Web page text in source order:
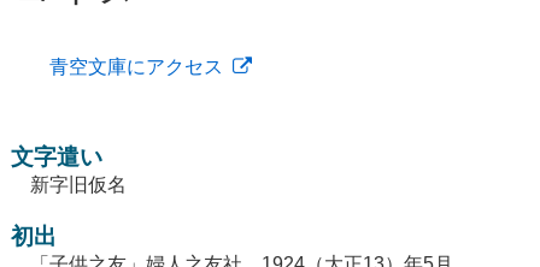
青空文庫にアクセス
文字遣い
新字旧仮名
初出